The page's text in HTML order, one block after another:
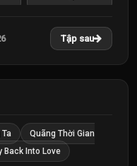
24
Tập
Tập sau
Quãng Thời Gian
Back Into Love